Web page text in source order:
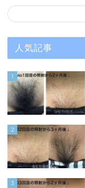
人気記事
1
2
3